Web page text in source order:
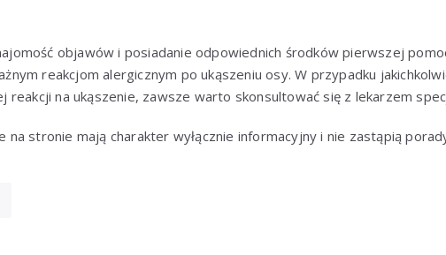
objawów i posiadanie odpowiednich środków pierwszej
reakcjom alergicznym po ukąszeniu osy. W przypadku
reakcji na ukąszenie, zawsze warto skonsultować się z lekarzem
na stronie mają charakter wyłącznie informacyjny i nie zastąpią